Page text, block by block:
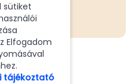
sütiket
Elfogadom
tájékoztató